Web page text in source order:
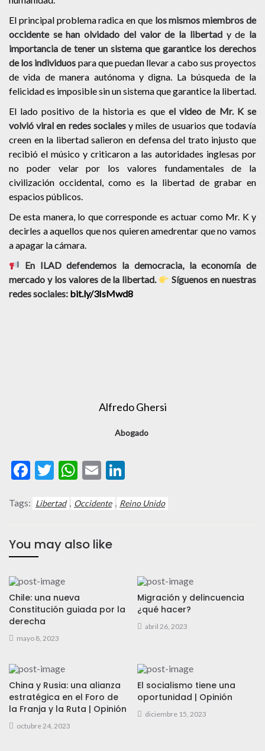
El principal problema radica en que los mismos miembros de
occidente se han olvidado del valor de la libertady de la
importancia de tener un sistema que garantice los derechos
de los individuos para que puedan llevar a cabo sus proyectos
de vida de manera autónoma y digna. La búsqueda de la
felicidad es imposible sin un sistema que garantice la libertad.
El lado positivo de la historia es que el video de Mr. K se
volvió viral en redes socialesy miles de usuarios que todavía
creen en la libertad salieron en defensa del trato injusto que
recibió el músico y criticaron a las autoridades inglesas por
no poder velar por los valores fundamentales de la
civilización occidental, como es la libertad de grabar en
espacios públicos.
De esta manera, lo que corresponde es actuar como Mr. K y
decirles a aquellos que nos quieren amedrentar que no vamos
a apagar la cámara.
En ILAD defendemos la democracia, la economía de
mercado y los valores de la libertad.
Síguenos en nuestras
redes sociales: bit.ly/3IsMwd8
Alfredo Ghersi
Abogado
Facebook
Twitter
WhatsApp
Email
Tags: Libertad , Occidente , Reino Unido
You may also like
Chile: una nueva
Constitución guiada por la
derecha
mayo 8, 2023
Migración y delincuencia
¿qué hacer?
abril 26, 2023
China y Rusia: una alianza
estratégica en el Foro de
la Franja y la Ruta | Opinión
octubre 24, 2023
El socialismo tiene una
oportunidad | Opinión
diciembre 15, 2023